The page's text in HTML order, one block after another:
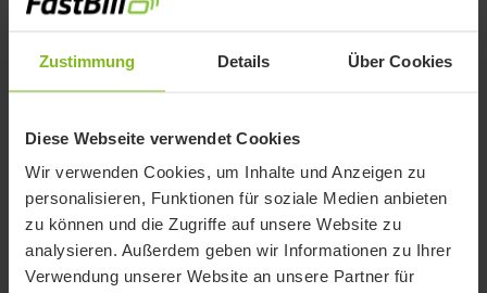
Zustimmung Details Über Cookies
Diese Webseite verwendet Cookies
Wir verwenden Cookies, um Inhalte und Anzeigen zu
personalisieren, Funktionen für soziale Medien anbieten
zu können und die Zugriffe auf unsere Website zu
analysieren. Außerdem geben wir Informationen zu Ihrer
Verwendung unserer Website an unsere Partner für
Offene Rechnungen können automatisch
Umsatzsteuervoranmeldung
Die UStVA kann direkt aus der Software
übermittelt werden.